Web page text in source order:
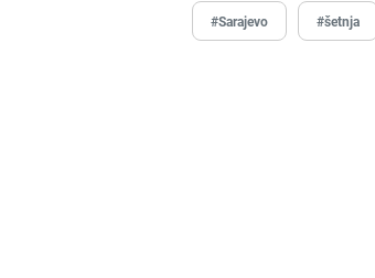
#Sarajevo #šetnja